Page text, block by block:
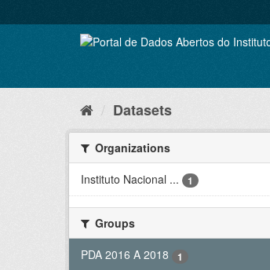
to
Datasets
Organizations
Instituto Nacional ...
1
Groups
PDA 2016 A 2018
1